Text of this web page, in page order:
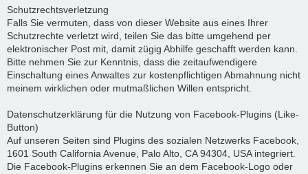
Schutzrechtsverletzung
Falls Sie vermuten, dass von dieser Website aus eines Ihrer
Schutzrechte verletzt wird, teilen Sie das bitte umgehend per
elektronischer Post mit, damit zügig Abhilfe geschafft werden kann.
Bitte nehmen Sie zur Kenntnis, dass die zeitaufwendigere
Einschaltung eines Anwaltes zur kostenpflichtigen Abmahnung nicht
meinem wirklichen oder mutmaßlichen Willen entspricht.
Datenschutzerklärung für die Nutzung von Facebook-Plugins (Like-
Button)
Auf unseren Seiten sind Plugins des sozialen Netzwerks Facebook,
1601 South California Avenue, Palo Alto, CA 94304, USA integriert.
Die Facebook-Plugins erkennen Sie an dem Facebook-Logo oder